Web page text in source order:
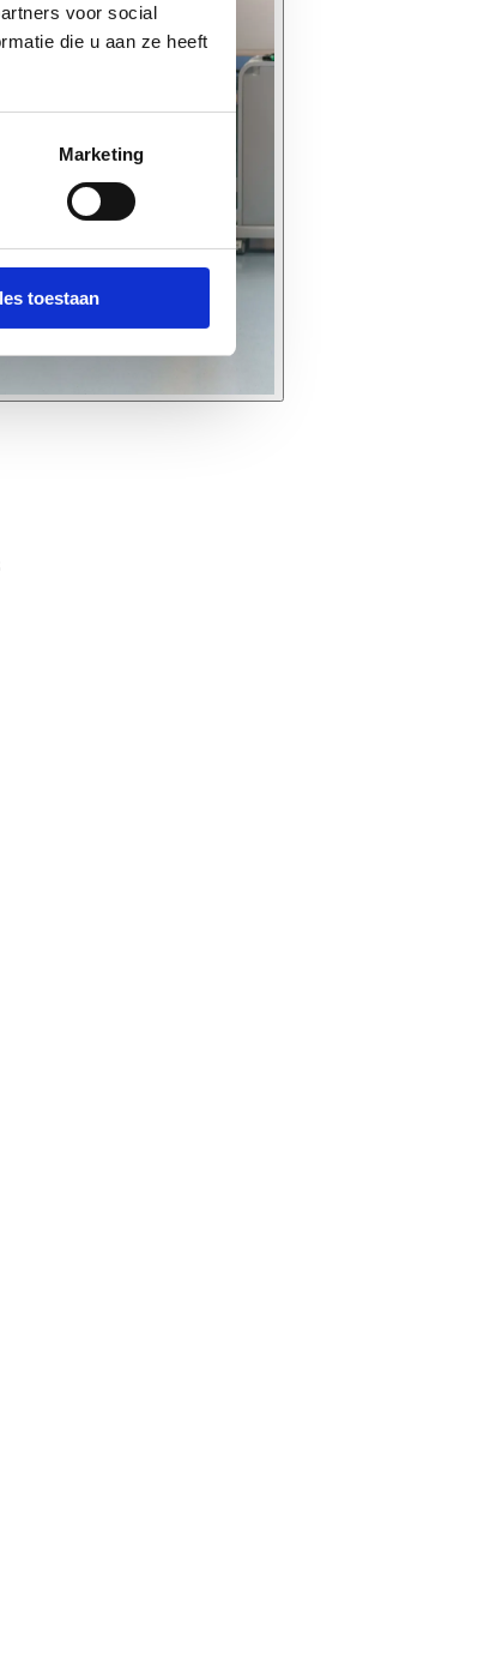
voor social
die u aan ze heeft
Marketing
toestaan